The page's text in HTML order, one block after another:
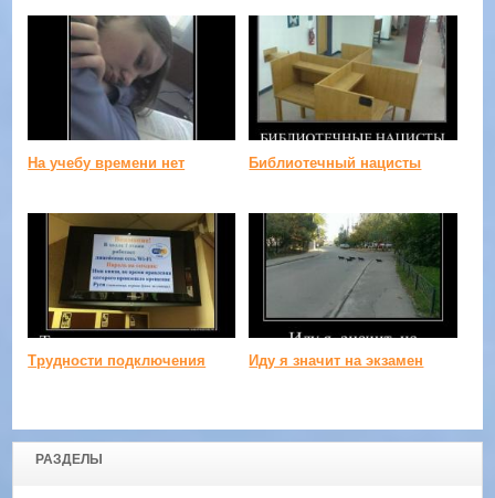
РАЗДЕЛЫ
На учебу времени нет Библиотечный нацисты
Трудности подключения Иду я значит на экзамен